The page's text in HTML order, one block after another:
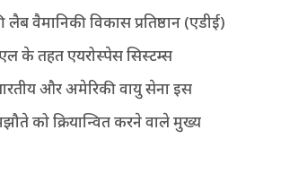
वैमानिकी विकास प्रतिष्ठान (एडीई)
के तहत एयरोस्पेस सिस्टम्स
और अमेरिकी वायु सेना इस
को क्रियान्वित करने वाले मुख्य